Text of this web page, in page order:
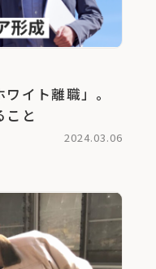
イト離職」。
こと
2024.03.06